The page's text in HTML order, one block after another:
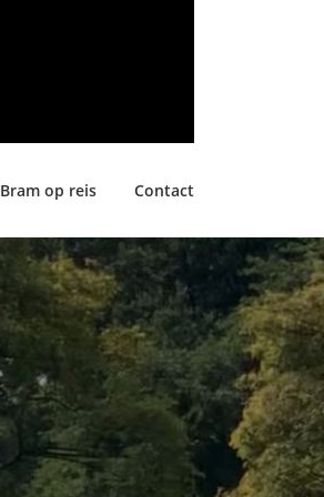
Bram op reis Contact